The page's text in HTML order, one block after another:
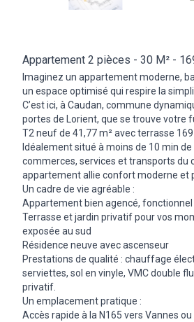
Appartement 2 pièces - 30 M² -
Imaginez un appartement moderne,
un espace optimisé qui respire la
C’est ici, à Caudan, commune
portes de Lorient, que se trouve votre
T2 neuf de 41,77 m² avec terrasse
Idéalement situé à moins de 10 min
commerces, services et transports du
appartement allie confort moderne et
Un cadre de vie agréable :
Appartement bien agencé,
Terrasse et jardin privatif pour vos
exposée au sud
Résidence neuve avec ascenseur
Prestations de qualité : chauffage
serviettes, sol en vinyle, VMC double
privatif.
Un emplacement pratique :
Accès rapide à la N165 vers Vannes